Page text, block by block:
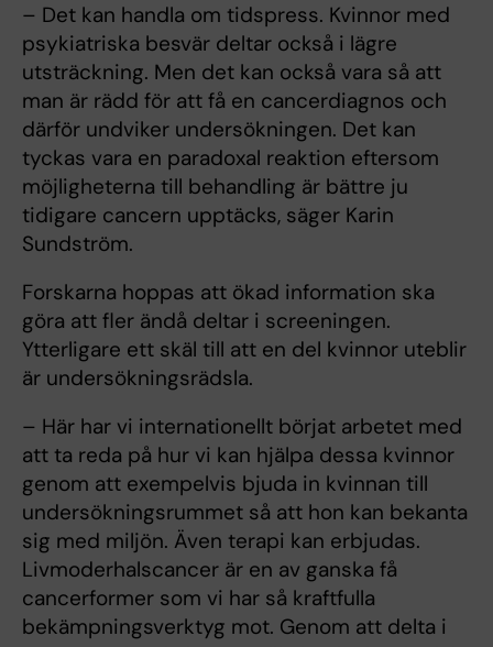
– Det kan handla om tidspress. Kvinnor med
psykiatriska besvär deltar också i lägre
utsträckning. Men det kan också vara så att
man är rädd för att få en cancerdiagnos och
därför undviker undersökningen. Det kan
tyckas vara en paradoxal reaktion eftersom
möjligheterna till behandling är bättre ju
tidigare cancern upptäcks, säger Karin
Sundström.
Forskarna hoppas att ökad information ska
göra att fler ändå deltar i screeningen.
Ytterligare ett skäl till att en del kvinnor uteblir
är undersökningsrädsla.
– Här har vi internationellt börjat arbetet med
att ta reda på hur vi kan hjälpa dessa kvinnor
genom att exempelvis bjuda in kvinnan till
undersökningsrummet så att hon kan bekanta
sig med miljön. Även terapi kan erbjudas.
Livmoderhalscancer är en av ganska få
cancerformer som vi har så kraftfulla
bekämpningsverktyg mot. Genom att delta i